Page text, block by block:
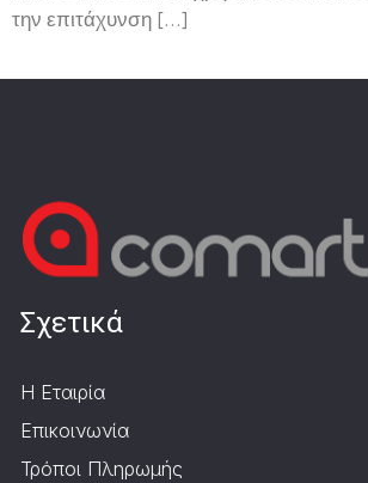
την επιτάχυνση […]
Σχετικά
Η Εταιρία
Επικοινωνία
Τρόποι Πληρωμής